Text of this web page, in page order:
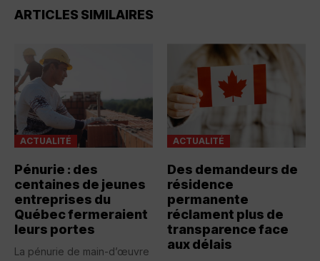
ARTICLES SIMILAIRES
ACTUALITÉ
Pénurie : des
centaines de jeunes
entreprises du
Québec fermeraient
leurs portes
La pénurie de main-d’œuvre
ACTUALITÉ
Des demandeurs de
résidence
permanente
réclament plus de
transparence face
aux délais